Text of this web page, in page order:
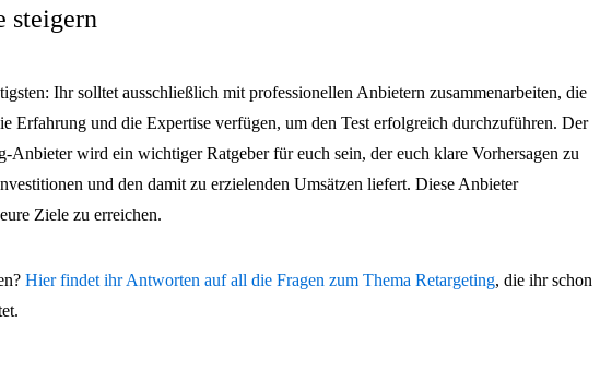
steigern
Ihr solltet ausschließlich mit professionellen Anbietern zusammenarbeiten, die
Erfahrung und die Expertise verfügen, um den Test erfolgreich durchzuführen. Der
Anbieter wird ein wichtiger Ratgeber für euch sein, der euch klare Vorhersagen zu
und den damit zu erzielenden Umsätzen liefert. Diese Anbieter
Ziele zu erreichen.
Hier findet ihr Antworten auf all die Fragen zum Thema Retargeting, die ihr schon